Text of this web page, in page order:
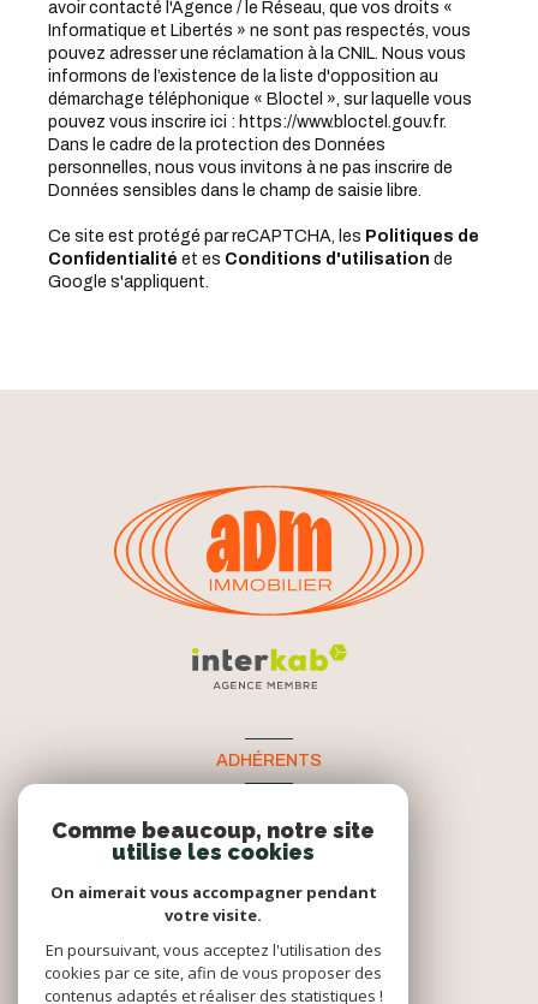
avoir contacté l'Agence / le Réseau, que vos droits «
Informatique et Libertés » ne sont pas respectés, vous
pouvez adresser une réclamation à la CNIL. Nous vous
informons de l’existence de la liste d'opposition au
démarchage téléphonique « Bloctel », sur laquelle vous
pouvez vous inscrire ici : https://www.bloctel.gouv.fr.
Dans le cadre de la protection des Données
personnelles, nous vous invitons à ne pas inscrire de
Données sensibles dans le champ de saisie libre.
Ce site est protégé par reCAPTCHA, les Politiques de
Confidentialité et es Conditions d'utilisation de
Google s'appliquent.
ADHÉRENTS
Comme beaucoup, notre site
utilise les cookies
On aimerait vous accompagner pendant
votre visite.
En poursuivant, vous acceptez l'utilisation des
cookies par ce site, afin de vous proposer des
contenus adaptés et réaliser des statistiques !